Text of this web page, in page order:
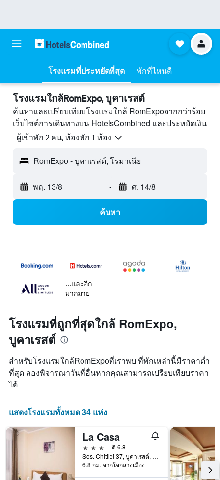
โรงแรมที่ประหยัดที่สุด พักที่ไหนดี
โรงแรมใกล้RomExpo, บูคาเรสต์
ค้นหาและเปรียบเทียบโรงแรมใกล้ RomExpoจากกว่าร้อย
เว็บไซต์การเดินทางบน HotelsCombined และประหยัดเงิน
ผู้เข้าพัก 2 คน, ห้องพัก 1 ห้อง
RomExpo - บูคาเรสต์, โรมาเนีย
พฤ. 13/8 - ศ. 14/8
ค้นหา
...และอีก
มากมาย
โรงแรมที่ถูกที่สุดใกล้ RomExpo,
บูคาเรสต์
สำหรับโรงแรมใกล้RomExpoที่เราพบ ที่พักเหล่านี้มีราคาต่ำ
ที่สุด ลองพิจารณาวันที่อื่นหากคุณสามารถเปรียบเทียบราคา
ได้
แสดงโรงแรมทั้งหมด 34 แห่ง
La Casa
3 ดาว
ดี 6.8
Sos. Chitilei 37, บูคาเรสต์, โรมาเนีย
6.8 กม. จากใจกลางเมือง